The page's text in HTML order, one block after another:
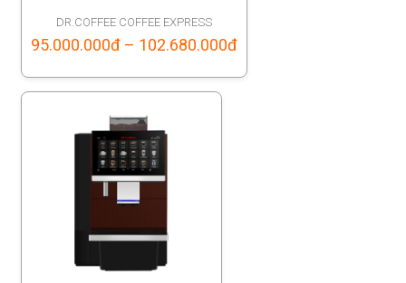
DR.COFFEE COFFEE EXPRESS
95.000.000đ – 102.680.000đPrice
range: